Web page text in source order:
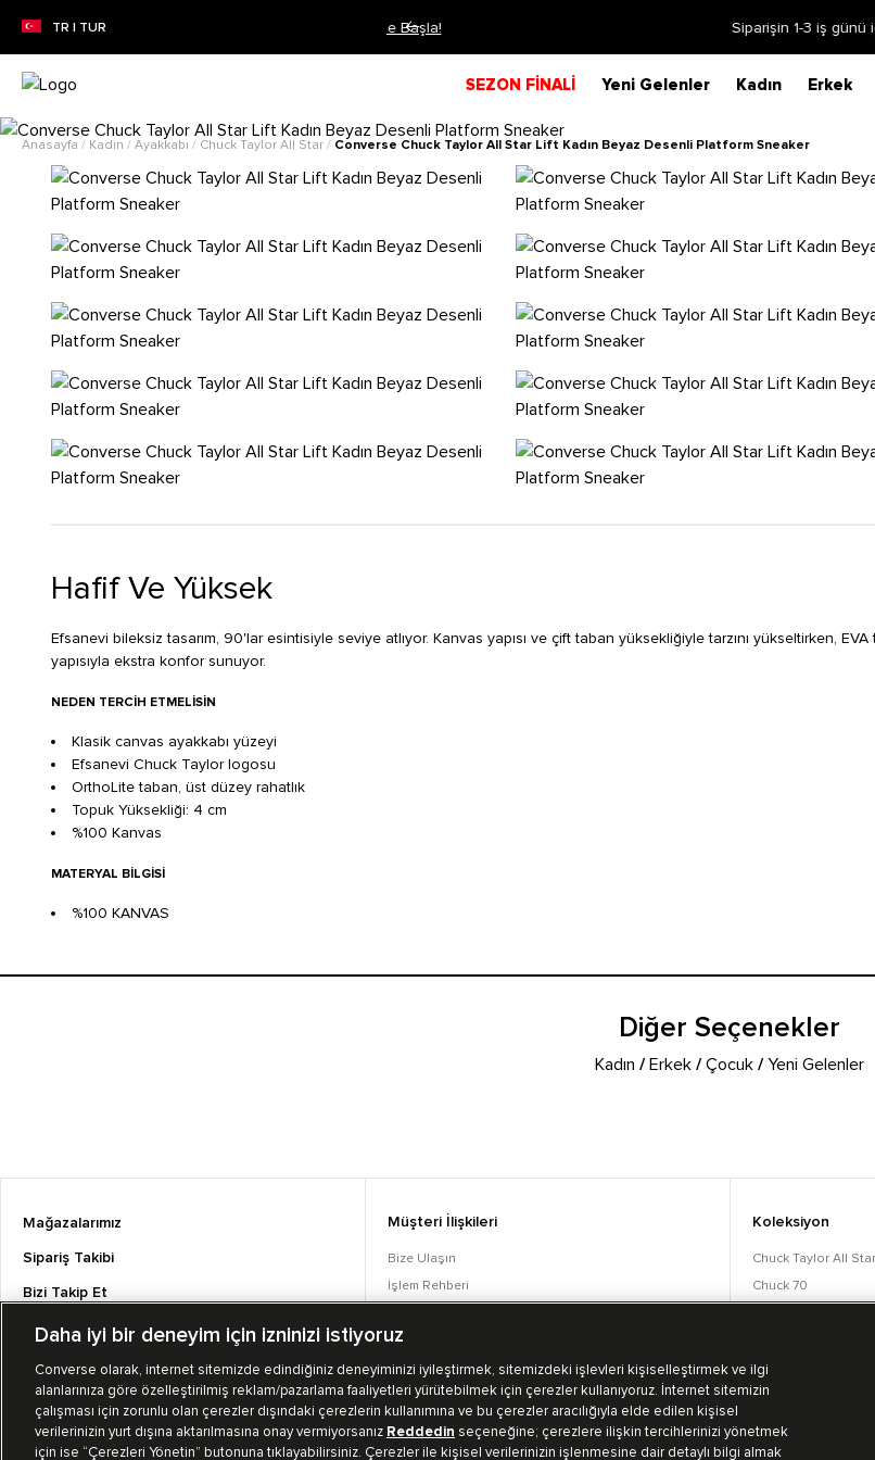
TR | TUR
İNDİRİMİ!Alışverişe Başla! Siparişin 1-3 iş günü içerisinde kargoya verilecektir.
SEZON FİNALİ Yeni Gelenler Kadın Erkek
Anasayfa / Kadın / Ayakkabı / Chuck Taylor All Star / Converse Chuck Taylor All Star Lift Kadın Beyaz Desenli Platform Sneaker
Hafif Ve Yüksek
Efsanevi bileksiz tasarım, 90'lar esintisiyle seviye atlıyor. Kanvas yapısı ve çift taban yüksekliğiyle tarzını yükseltirken, EVA
yapısıyla ekstra konfor sunuyor.
NEDEN TERCIH ETMELISIN
Klasik canvas ayakkabı yüzeyi
Efsanevi Chuck Taylor logosu
OrthoLite taban, üst düzey rahatlık
Topuk Yüksekliği: 4 cm
%100 Kanvas
MATERYAL BILGISI
%100 KANVAS
Diğer Seçenekler
Kadın /Erkek /Çocuk /Yeni Gelenler
Mağazalarımız
Sipariş Takibi
Bizi Takip Et
Müşteri İlişkileri
Bize Ulaşın
İşlem Rehberi
Converse Coins
Koleksiyon
Chuck Taylor All Star
Chuck 70
Bot Koleksiyonu
Daha iyi bir deneyim için izninizi istiyoruz
Converse olarak, internet sitemizde edindiğiniz deneyiminizi iyileştirmek, sitemizdeki işlevleri kişiselleştirmek ve ilgi
alanlarınıza göre özelleştirilmiş reklam/pazarlama faaliyetleri yürütebilmek için çerezler kullanıyoruz. İnternet sitemizin
çalışması için zorunlu olan çerezler dışındaki çerezlerin kullanımına ve bu çerezler aracılığıyla elde edilen kişisel
verilerinizin yurt dışına aktarılmasına onay vermiyorsanız Reddedin seçeneğine; çerezlere ilişkin tercihlerinizi yönetmek
için ise “Çerezleri Yönetin” butonuna tıklayabilirsiniz. Çerezler ile kişisel verilerinizin işlenmesine dair detaylı bilgi almak